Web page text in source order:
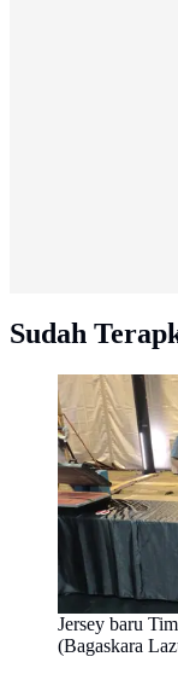
Sudah
Jersey baru
(Bagaskara